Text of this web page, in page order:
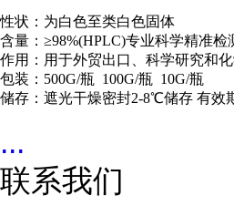
性状：为白色至类白色固体
含量：≥98%(HPLC)专业科学精准检
作用：用于外贸出口、科学研究和
包装：500G/瓶 100G/瓶 10G/瓶
储存：遮光干燥密封2-8℃储存 有效
...
联系我们